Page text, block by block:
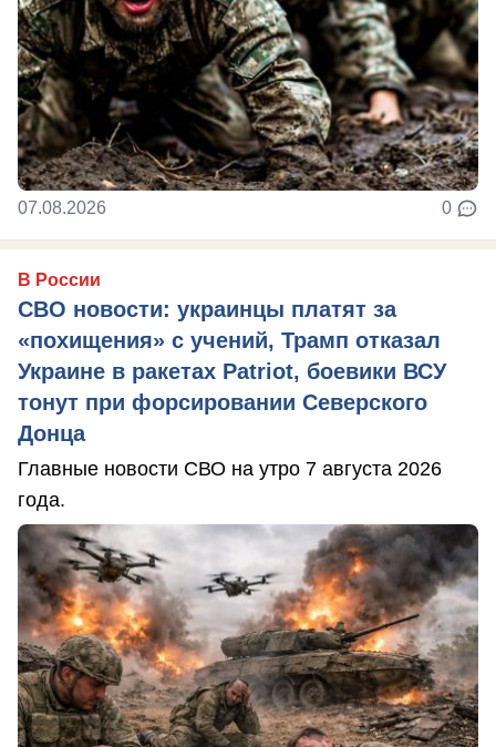
07.08.2026 0
В России
СВО новости: украинцы платят за
«похищения» с учений, Трамп отказал
Украине в ракетах Patriot, боевики ВСУ
тонут при форсировании Северского
Донца
Главные новости СВО на утро 7 августа 2026
года.